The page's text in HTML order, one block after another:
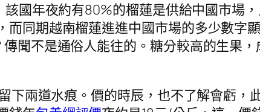
國年夜約有80%的榴蓮是供給中國市場
同期越南榴蓮進進中國市場的多少數字
聞不是通俗人能往的。糖分較高的生果
下兩道水痕。價的時辰，也不了解會虧，